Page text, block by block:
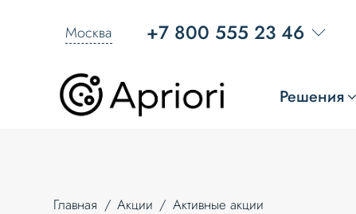
Москва +7 800 555 23 46
Решения
Главная Акции Активные акции